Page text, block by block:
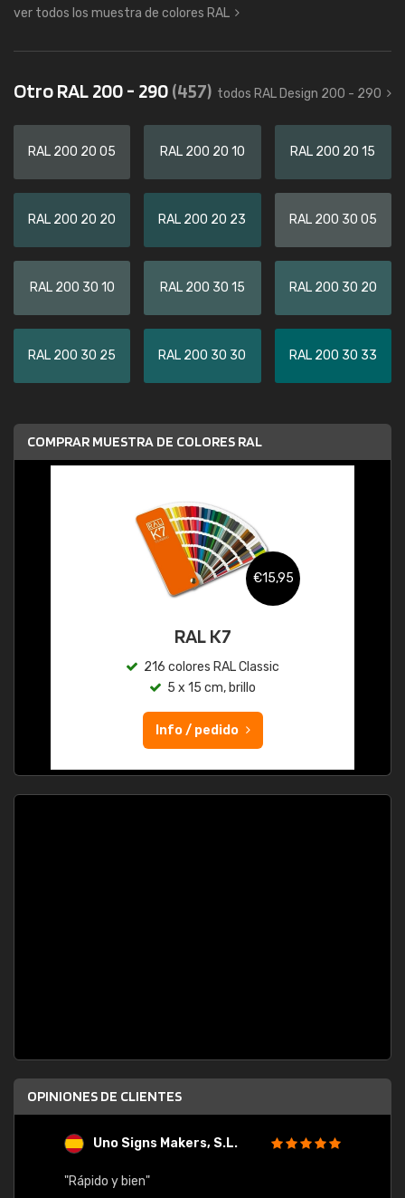
ver todos los muestra de colores RAL
Otro RAL 200 - 290(457) todos RAL Design 200 - 290
RAL 200 20 05 RAL 200 20 10 RAL 200 20 15
RAL 200 20 20 RAL 200 20 23 RAL 200 30 05
RAL 200 30 10 RAL 200 30 15 RAL 200 30 20
RAL 200 30 25 RAL 200 30 30 RAL 200 30 33
COMPRAR MUESTRA DE COLORES RAL
€15,95
RAL K7
216 colores RAL Classic
5 x 15 cm, brillo
Info / pedido
OPINIONES DE CLIENTES
Uno Signs Makers, S.L.
"Rápido y bien"